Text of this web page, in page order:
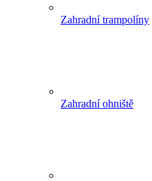
Zahradní trampolíny
Zahradní ohniště